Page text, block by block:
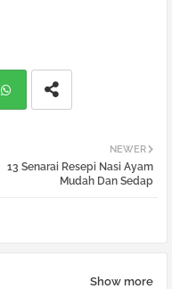
atsa
NEWER
13 Senarai Resepi Nasi Ayam
Mudah Dan Sedap
Show more